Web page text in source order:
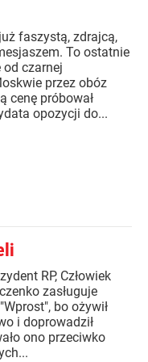
faszystą, zdrajcą,
To ostatnie
czarnej
przez obóz
cenę próbował
opozycji do...
RP, Człowiek
zasługuje
bo ożywił
i doprowadził
ono przeciwko